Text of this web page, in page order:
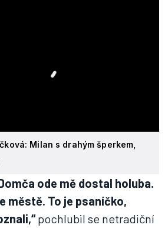
Milan s drahým šperkem,
ode mě dostal holuba.
městě. To je psaníčko,
pochlubil se netradiční